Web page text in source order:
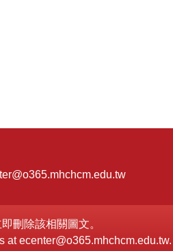
刪除該相關圖文。
at